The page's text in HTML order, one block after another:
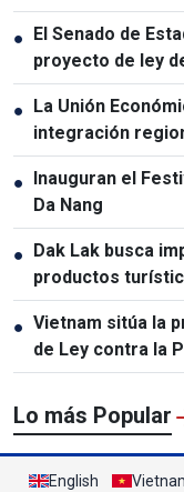
● El Senado de
proyecto de ley
● La Unión
integración
socios
● Inauguran el
Da Nang
● Dak Lak busca
productos
● Vietnam sitúa la
de Ley contra la
Destrucción
Lo más Popular
English